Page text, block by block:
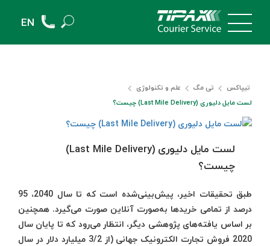
EN
تیپاکس تی مگ
علم و تکنولوژی
لست مایل دلیوری (Last Mile Delivery) چیست؟
لست مایل دلیوری (Last Mile Delivery)
چیست؟
طبق تحقیقات اخیر، پیش‌بینی‌شده است که تا سال 2040، 95
درصد از تمامی خریدها به‌صورت آنلاین صورت می‌گیرد. همچنین
بر اساس یافته‌های پژوهشی دیگر، انتظار می‌رود که تا پایان سال
2020 فروش تجارت الکترونیک جهانی (از 3/2 میلیارد دلار در سال